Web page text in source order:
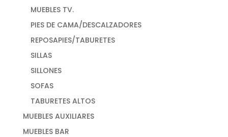
MUEBLES TV.
PIES DE CAMA/DESCALZADORES
REPOSAPIES/TABURETES
SILLAS
SILLONES
SOFAS
TABURETES ALTOS
MUEBLES AUXILIARES
MUEBLES BAR